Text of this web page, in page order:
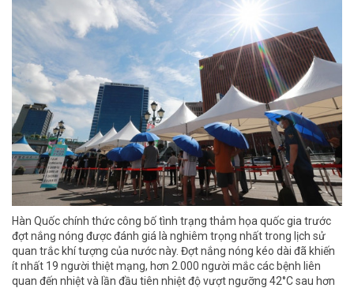
Hàn Quốc chính thức công bố tình trạng thảm họa quốc gia trước
đợt nắng nóng được đánh giá là nghiêm trọng nhất trong lịch sử
quan trắc khí tượng của nước này. Đợt nắng nóng kéo dài đã khiến
ít nhất 19 người thiệt mạng, hơn 2.000 người mắc các bệnh liên
quan đến nhiệt và lần đầu tiên nhiệt độ vượt ngưỡng 42°C sau hơn